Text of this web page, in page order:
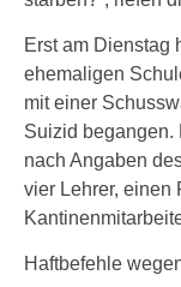
Erst am Dienstag
ehemaligen
mit einer
Suizid begangen.
nach Angaben
vier Lehrer, einen
Haftbefehle